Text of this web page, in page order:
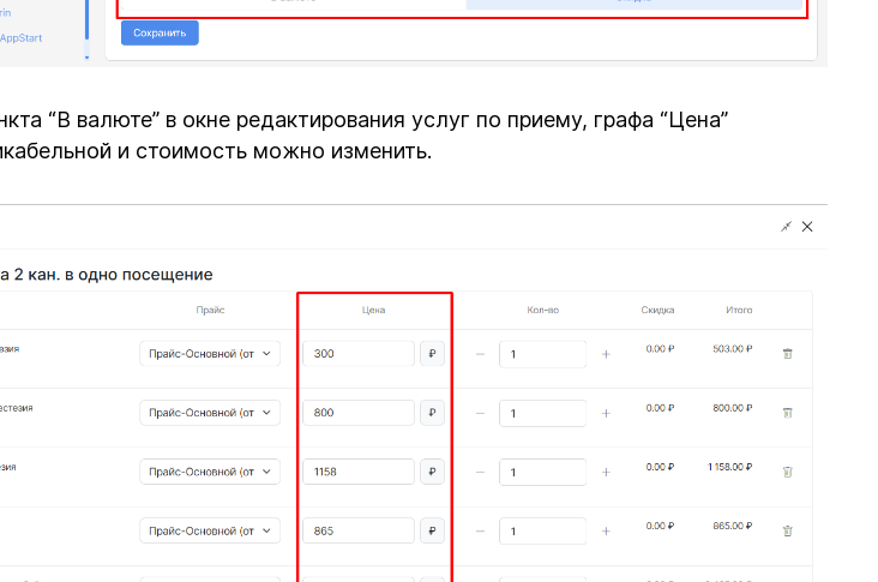
“В валюте” в окне редактирования услуг по приему, графа “Цена”
и стоимость можно изменить.